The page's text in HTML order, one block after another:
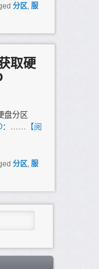
分区, 服
取硬
盘分区
：…… 【阅
分区, 服